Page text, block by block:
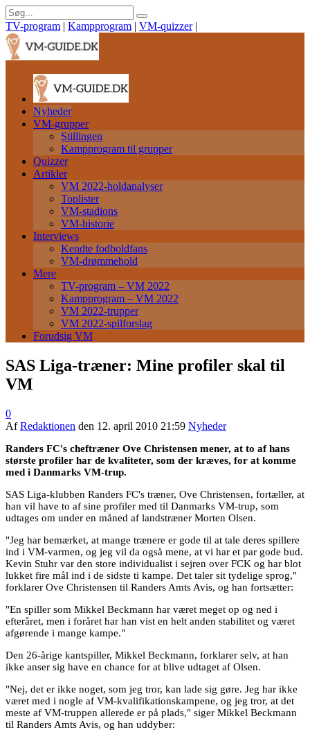
TV-program | Kampprogram | VM-quizzer |
Nyheder
VM-grupper
Stillingen
Kampprogram til grupper
Quizzer
Artikler
VM 2022-holdanalyser
Toplister
VM-stadions
VM-historie
Interviews
Kendte fodboldfans
VM-drømmehold
Mere
TV-program – VM 2022
Kampprogram – VM 2022
VM 2022-trupper
VM 2022-spilforslag
Forudsig VM
SAS Liga-træner: Mine profiler skal til
VM
0
AfRedaktionen den 12. april 2010 21:59 Nyheder
Randers FC's cheftræner Ove Christensen mener, at to af hans
største profiler har de kvaliteter, som der kræves, for at komme
med i Danmarks VM-trup.
SAS Liga-klubben Randers FC's træner, Ove Christensen, fortæller, at
han vil have to af sine profiler med til Danmarks VM-trup, som
udtages om under en måned af landstræner Morten Olsen.
"Jeg har bemærket, at mange trænere er gode til at tale deres spillere
ind i VM-varmen, og jeg vil da også mene, at vi har et par gode bud.
Kevin Stuhr var den store individualist i sejren over FCK og har blot
lukket fire mål ind i de sidste ti kampe. Det taler sit tydelige sprog,"
forklarer Ove Christensen til Randers Amts Avis, og han fortsætter:
"En spiller som Mikkel Beckmann har været meget op og ned i
efteråret, men i foråret har han vist en helt anden stabilitet og været
afgørende i mange kampe."
Den 26-årige kantspiller, Mikkel Beckmann, forklarer selv, at han
ikke anser sig have en chance for at blive udtaget af Olsen.
"Nej, det er ikke noget, som jeg tror, kan lade sig gøre. Jeg har ikke
været med i nogle af VM-kvalifikationskampene, og jeg tror, at det
meste af VM-truppen allerede er på plads," siger Mikkel Beckmann
til Randers Amts Avis, og han uddyber: